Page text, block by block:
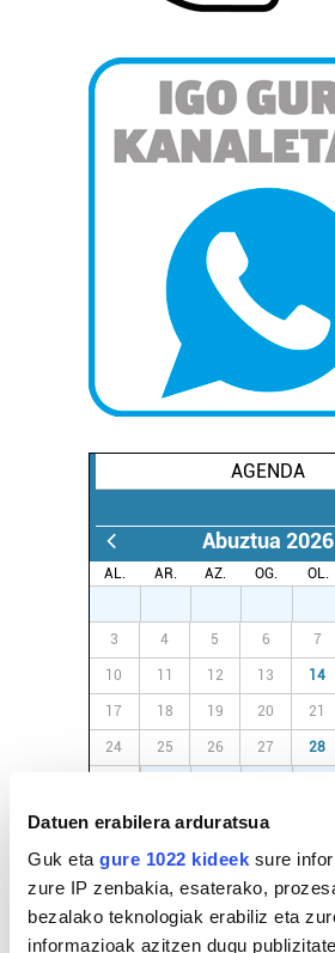
Datuen erabilera arduratsua
Guk eta gure 1022 kideek sure
zure IP zenbakia, esaterako,
bezalako teknologiak erabiliz eta
informazioak azitzen dugu
AGENDA
Abuztua 2026
AL. AR. AZ. OG. OL.
3 4 5 6 7
10 11 12 13 14
17 18 19 20 21
24 25 26 27 28
EGURALDIA
Hondarribia